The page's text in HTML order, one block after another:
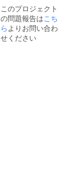
このプロジェクト
の問題報告はこち
らよりお問い合わ
せください